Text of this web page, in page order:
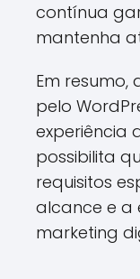
contínua
mantenha
Em
pelo
experiência
possibilita
requisitos
alcance e a
marketing